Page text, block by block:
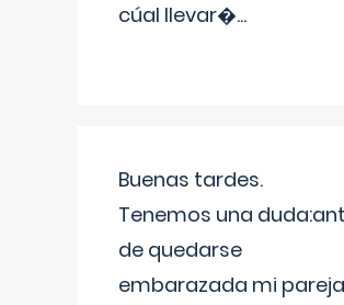
cúal llevar�...
Buenas tardes.
Tenemos una
de quedarse
embarazada mi pareja